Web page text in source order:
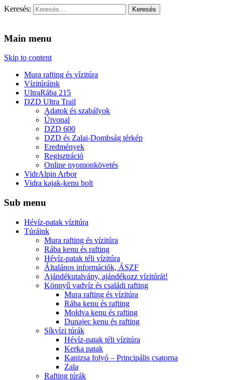
Keresés:
Main menu
Skip to content
Mura rafting és vízitúra
Vízitúráink
UltraRába 215
DZD Ultra Trail
Adatok és szabályok
Útvonal
DZD 600
DZD és Zalai-Dombság térkép
Eredmények
Regisztráció
Online nyomonkövetés
VidrAlpin Arbor
Vidra kajak-kenu bolt
Sub menu
Hévíz-patak vízitúra
Túráink
Mura rafting és vízitúra
Rába kenu és rafting
Hévíz-patak téli vízitúra
Általános információk, ÁSZF
Ajándékutalvány, ajándékozz vízitúrát!
Könnyű vadvíz és családi rafting
Mura rafting és vízitúra
Rába kenu és rafting
Moldva kenu és rafting
Dunajec kenu és rafting
Síkvízi túrák
Hévíz-patak téli vízitúra
Kerka patak
Kanizsa folyó – Principális csatorna
Zala
Rafting túrák